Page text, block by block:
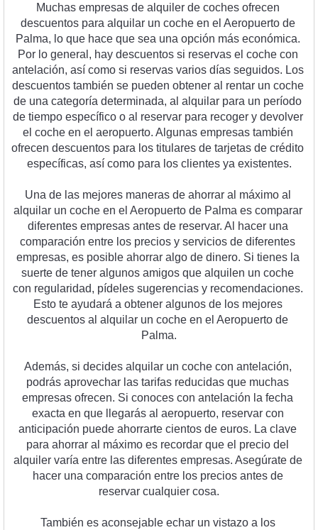
Muchas empresas de al quiler de coches ofrecen
descuentos para al quilar un coche en el Aeropuerto de
Pal ma, lo que hace que sea una opción más económica.
Por lo general , hay descuentos si reservas el coche con
antel ación, así como si reservas varios días seguidos. Los
descuentos también se pueden obtener al rentar un coche
de una categoría determinada, al al quilar para un período
de tiempo específico o al reservar para recoger y devolver
el coche en el aeropuerto. Al gunas empresas también
ofrecen descuentos para los titul ares de tarjetas de crédito
específicas, así como para los clientes ya existentes.
Una de las mejores maneras de ahorrar al máximo al
al quilar un coche en el Aeropuerto de Pal ma es comparar
diferentes empresas antes de reservar. Al hacer una
comparación entre los precios y servicios de diferentes
empresas, es posible ahorrar al go de dinero. Si tienes la
suerte de tener al gunos amigos que al quil en un coche
con regularidad, pídel es sugerencias y recomendaciones.
Esto te ayudará a obtener al gunos de los mejores
descuentos al al quilar un coche en el Aeropuerto de
Pal ma.
Además, si decides al quilar un coche con antel ación,
podrás aprovechar las tarifas reducidas que muchas
empresas ofrecen. Si conoces con antel ación la fecha
exacta en que l legarás al aeropuerto, reservar con
anticipación puede ahorrarte cientos de euros. La cl ave
para ahorrar al máximo es recordar que el precio del
al quiler varía entre las diferentes empresas. Asegúrate de
hacer una comparación entre los precios antes de
reservar cual quier cosa.
También es aconsejable echar un vistazo a los